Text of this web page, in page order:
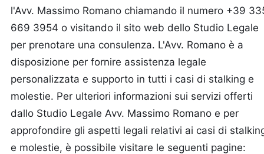
l'Avv. Massimo Romano chiamando il numero +39
669 3954 o visitando il sito web dello Studio Legale
per prenotare una consulenza. L'Avv. Romano è a
disposizione per fornire assistenza legale
personalizzata e supporto in tutti i casi di stalking e
molestie. Per ulteriori informazioni sui servizi offerti
dallo Studio Legale Avv. Massimo Romano e per
approfondire gli aspetti legali relativi ai casi di
e molestie, è possibile visitare le seguenti pagine: